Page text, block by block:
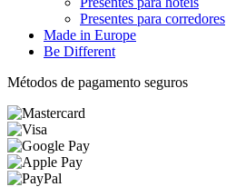
Presentes para corredores
Made in Europe
Be Different
Métodos de pagamento seguros